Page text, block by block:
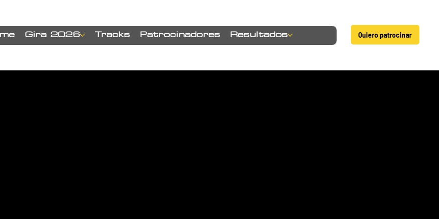
Quiero patrocinar
Gira 2026 Tracks Patrocinadores Resultados